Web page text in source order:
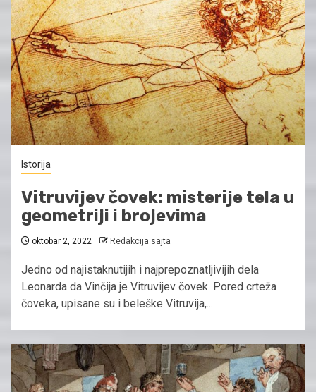
Istorija
Vitruvijev čovek: misterije tela u
geometriji i brojevima
oktobar 2, 2022 Redakcija sajta
Jedno od najistaknutijih i najprepoznatljivijih dela
Leonarda da Vinčija je Vitruvijev čovek. Pored crteža
čoveka, upisane su i beleške Vitruvija,...